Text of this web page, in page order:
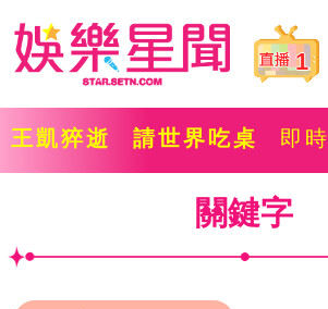
1
王凱猝逝 請世界吃桌 即時
關鍵字